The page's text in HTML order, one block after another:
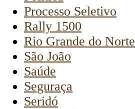
Processo Seletivo
Rally 1500
Rio Grande do Norte
São João
Saúde
Seguraça
Seridó